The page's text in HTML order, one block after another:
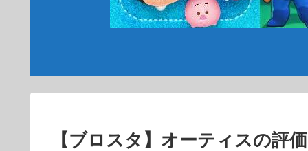
【ブロスタ】オーティスの評